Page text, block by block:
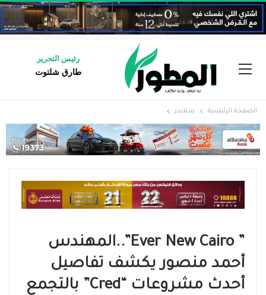
رئيس التحرير
طارق شلتوت
الصفحة الرئيسية سلايدر
” Ever New Cairo”..المهندس
أحمد منصور يكشف تفاصيل
أحدث مشروعات “cred” بالتجمع